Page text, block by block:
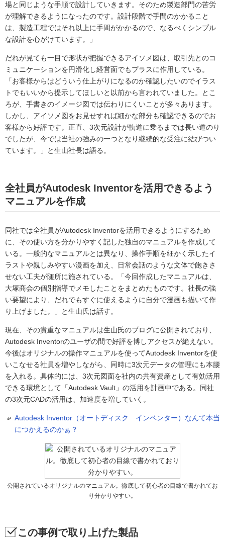
場と同じような手順で設計していきます。そのため製造部門の苦労
が理解できるようになったのです。設計段階で手間のかかること
は、製造工程ではそれ以上に手間がかかるので、なるべくシンプル
な設計を心がけています。」
だれが見ても一目で形状が把握できるアイソメ図は、取引先とのコ
ミュニケーションを円滑化し経営面でもプラスに作用している。
「お客様からはどういう仕上がりになるのか確認したいのでイラス
トでもいいから提示してほしいと以前から言われていました。とこ
ろが、手書きのイメージ図では伝わりにくいことが多々あります。
しかし、アイソメ図をお見せすれば細かな部分も確認できるのでお
客様から好評です。正直、3次元設計が軌道に乗るまでは長い道のり
でしたが、今では当社の強みの一つとなり継続的な受注に結びつい
ています。」と生山社長は語る。
全社員がAutodesk Inventorを活用できるよう
マニュアルを作成
同社では全社員がAutodesk Inventorを活用できるようにするため
に、その使い方を分かりやすく記した独自のマニュアルを作成して
いる。一般的なマニュアルとは異なり、操作手順を細かく示したイ
ラストや親しみやすい漫画を加え、日常会話のような文体で飽きさ
せない工夫が随所に施されている。「今回作成したマニュアルは、
大塚商会の個別指導でメモしたことをまとめたものです。社長の強
い要望により、だれでもすぐに使えるように自分で漫画も描いて作
り上げました。」と生山氏は話す。
現在、その貴重なマニュアルは生山氏のブログに公開されており、
Autodesk Inventorのユーザの間で好評を博しアクセスが絶えない。
今後はオリジナルの操作マニュアルを使ってAutodesk Inventorを使
いこなせる社員を増やしながら、同時に3次元データの管理にも本腰
を入れる。具体的には、3次元図面を社内の共有資産として有効活用
できる環境として「Autodesk Vault」の活用を計画中である。同社
の3次元CADの活用は、加速度を増していく。
Autodesk Inventor（オートディスク インベンター）なんて本当
につかえるのかぁ？
公開されているオリジナルのマニュアル。徹底して初心者の目線で書かれてお
り分かりやすい。
この事例で取り上げた製品